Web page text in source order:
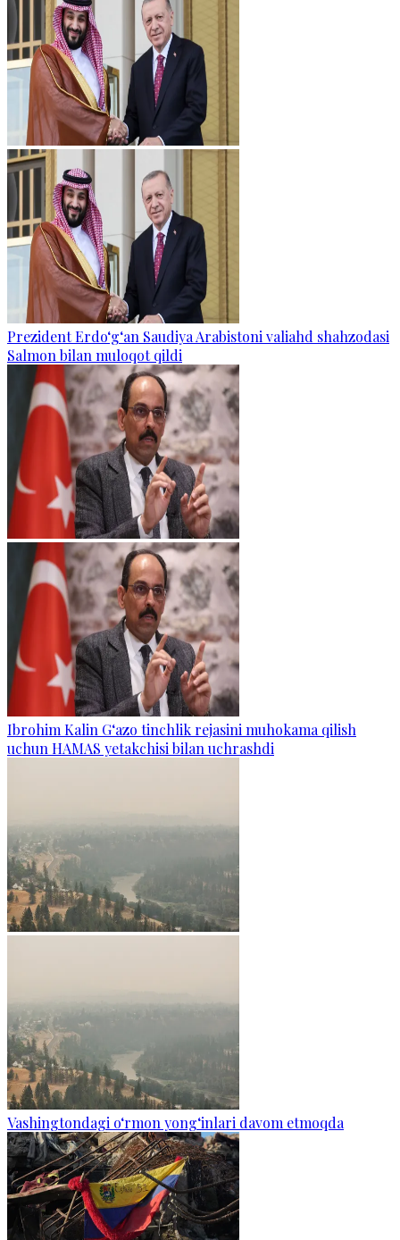
Prezident Erdo‘g‘an Saudiya Arabistoni valiahd shahzodasi
Salmon bilan muloqot qildi
Ibrohim Kalin G‘azo tinchlik rejasini muhokama qilish
uchun HAMAS yetakchisi bilan uchrashdi
Vashingtondagi o‘rmon yong‘inlari davom etmoqda